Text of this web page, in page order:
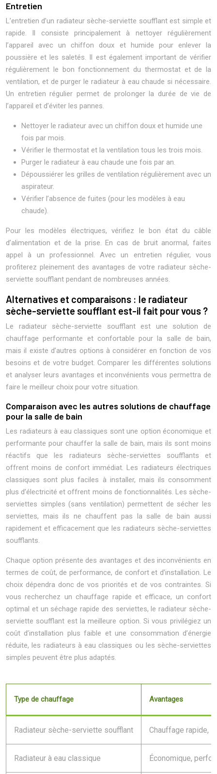
Entretien
L’entretien d’un radiateur sèche-serviette soufflant est simple et
rapide. Il consiste principalement à nettoyer régulièrement
l’appareil avec un chiffon doux et humide pour enlever la
poussière et les saletés. Il est également important de vérifier
régulièrement le bon fonctionnement du thermostat et de la
ventilation, et de purger le radiateur à eau chaude si nécessaire.
Un entretien régulier permet de prolonger la durée de vie de
l’appareil et d’éviter les pannes.
Nettoyer le radiateur avec un chiffon doux et humide une
fois par mois.
Vérifier le thermostat et la ventilation tous les trois mois.
Purger le radiateur à eau chaude une fois par an.
Dépoussiérer les grilles de ventilation régulièrement avec un
aspirateur.
Vérifier l’absence de fuites (pour les modèles à eau
chaude).
Pour les modèles électriques, vérifiez le bon état du câble
d’alimentation et de la prise. En cas de bruit anormal, faites
appel à un professionnel. Avec un entretien régulier, vous
profiterez pleinement des avantages de votre radiateur sèche-
serviette soufflant pendant de nombreuses années.
Alternatives et comparaisons : le radiateur
sèche-serviette soufflant est-il fait pour vous ?
Le radiateur sèche-serviette soufflant est une solution de
chauffage performante et confortable pour la salle de bain,
mais il existe d’autres options à considérer en fonction de vos
besoins et de votre budget. Comparer les différentes solutions
et analyser leurs avantages et inconvénients vous permettra de
faire le meilleur choix pour votre situation.
Comparaison avec les autres solutions de chauffage
pour la salle de bain
Les radiateurs à eau classiques sont une option économique et
performante pour chauffer la salle de bain, mais ils sont moins
réactifs que les radiateurs sèche-serviettes soufflants et
offrent moins de confort immédiat. Les radiateurs électriques
classiques sont plus faciles à installer, mais ils consomment
plus d’électricité et offrent moins de fonctionnalités. Les sèche-
serviettes simples (sans ventilation) permettent de sécher les
serviettes, mais ils ne chauffent pas la salle de bain aussi
rapidement et efficacement que les radiateurs sèche-serviettes
soufflants.
Chaque option présente des avantages et des inconvénients en
termes de coût, de performance, de confort et d’installation. Le
choix dépendra donc de vos priorités et de vos contraintes. Si
vous recherchez un chauffage rapide et efficace, un confort
optimal et un séchage rapide des serviettes, le radiateur sèche-
serviette soufflant est la meilleure option. Si vous privilégiez un
coût d’installation plus faible et une consommation d’énergie
réduite, les radiateurs à eau classiques ou les sèche-serviettes
simples peuvent être plus adaptés.
Type de chauffage Avantages
Radiateur sèche-serviette soufflant Chauffage rapide,
Radiateur à eau classique Économique,